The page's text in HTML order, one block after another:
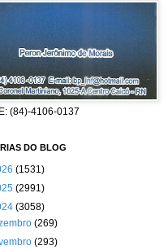
(84)-4106-0137
DO BLOG
(1531)
(2991)
(3058)
(269)
(293)